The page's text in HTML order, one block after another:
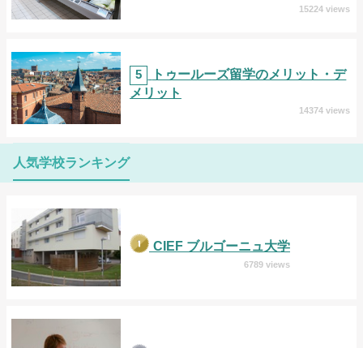
15224 views
5
トゥールーズ留学のメリット・デ
メリット
14374 views
人気学校ランキング
CIEF ブルゴーニュ大学
6789 views